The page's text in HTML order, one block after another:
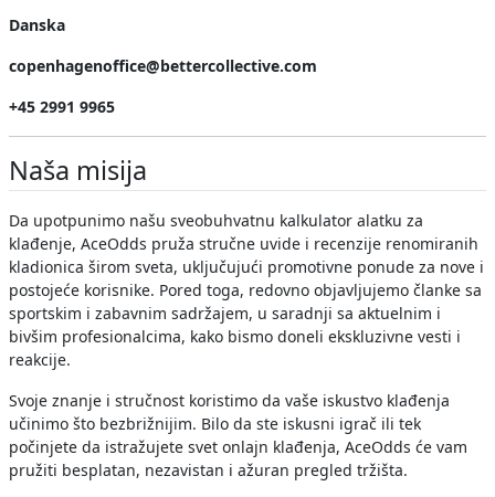
Danska
copenhagenoffice@bettercollective.com
+45 2991 9965
Naša misija
Da upotpunimo našu sveobuhvatnu kalkulator alatku za
klađenje, AceOdds pruža stručne uvide i recenzije renomiranih
kladionica širom sveta, uključujući promotivne ponude za nove i
postojeće korisnike. Pored toga, redovno objavljujemo članke sa
sportskim i zabavnim sadržajem, u saradnji sa aktuelnim i
bivšim profesionalcima, kako bismo doneli ekskluzivne vesti i
reakcije.
Svoje znanje i stručnost koristimo da vaše iskustvo klađenja
učinimo što bezbrižnijim. Bilo da ste iskusni igrač ili tek
počinjete da istražujete svet onlajn klađenja, AceOdds će vam
pružiti besplatan, nezavistan i ažuran pregled tržišta.